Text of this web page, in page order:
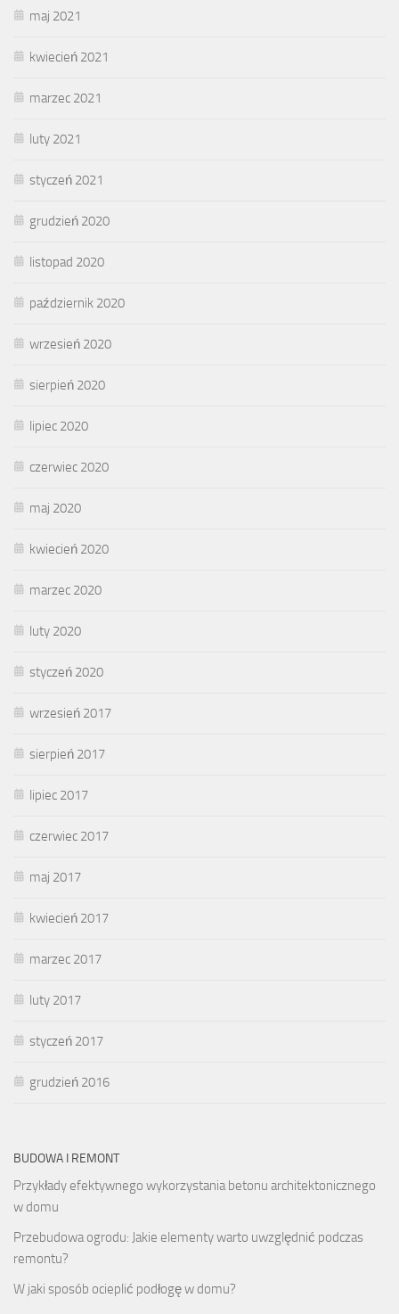
maj 2021
kwiecień 2021
marzec 2021
luty 2021
styczeń 2021
grudzień 2020
listopad 2020
październik 2020
wrzesień 2020
sierpień 2020
lipiec 2020
czerwiec 2020
maj 2020
kwiecień 2020
marzec 2020
luty 2020
styczeń 2020
wrzesień 2017
sierpień 2017
lipiec 2017
czerwiec 2017
maj 2017
kwiecień 2017
marzec 2017
luty 2017
styczeń 2017
grudzień 2016
BUDOWA I REMONT
Przykłady efektywnego wykorzystania betonu architektonicznego
w domu
Przebudowa ogrodu: Jakie elementy warto uwzględnić podczas
remontu?
W jaki sposób ocieplić podłogę w domu?